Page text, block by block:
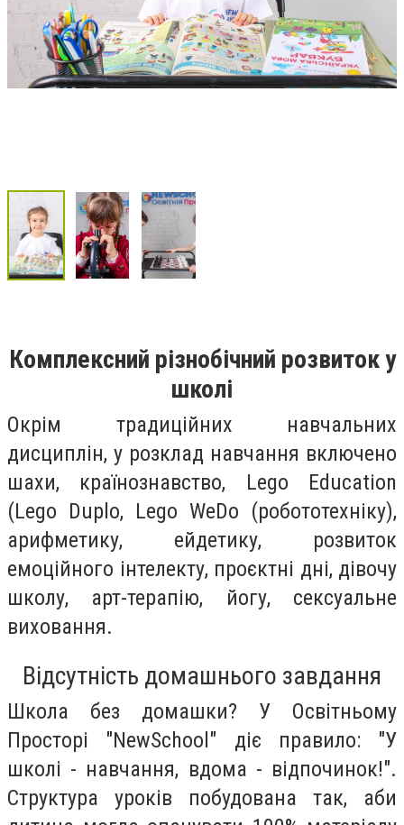
Комплексний різнобічний розвиток у
школі
Окрім традиційних навчальних
дисциплін, у розклад навчання включено
шахи, країнознавство, Lego Education
(Lego Duplo, Lego WeDo (робототехніку),
арифметику, ейдетику, розвиток
емоційного інтелекту, проєктні дні, дівочу
школу, арт-терапію, йогу, сексуальне
виховання.
Відсутність домашнього завдання
Школа без домашки? У Освітньому
Просторі "NewSchool" діє правило: "У
школі - навчання, вдома - відпочинок!".
Структура уроків побудована так, аби